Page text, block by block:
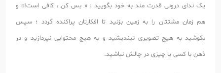
یک ندای درونی قدرت مند به خود بگویید : « بس کن ، کافی است!» و
هم زمان مشتتان را به زمین بزنید تا افکارتان پراکنده گردد ؛ سپس
بکوشید به هیچ تصویری نیندیشید و به هیچ محتوایی نپردازید و در
ذهن با کسی یا چیزی در چالش نباشید.